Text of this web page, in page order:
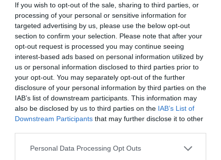
If you wish to opt-out of the sale, sharing to third parties, or
processing of your personal or sensitive information for
targeted advertising by us, please use the below opt-out
section to confirm your selection. Please note that after your
opt-out request is processed you may continue seeing
interest-based ads based on personal information utilized by
us or personal information disclosed to third parties prior to
your opt-out. You may separately opt-out of the further
disclosure of your personal information by third parties on the
IAB’s list of downstream participants. This information may
also be disclosed by us to third parties on the IAB’s List of
Downstream Participants that may further disclose it to other
Personal Data Processing Opt Outs
αναφέρει ότι χώρες, μεταξύ αυτών η Γαλλία και η
Ισπανία, έχουν εκφράσει αντιρρήσεις για το
σχέδιο.
«Δεν έχω δει ποτέ κέντρο επιστροφής σε τρίτη
χώρα που να λειτουργεί πραγματικά», δήλωσε ο
Γάλλος πρόεδρος Εμανουέλ Μακρόν στις
Βρυξέλλες την περασμένη εβδομάδα,
προσθέτοντας: «Δεν είμαι βέβαιος ότι αυτό
Από την πλευρά της η ευρωβουλευτής των